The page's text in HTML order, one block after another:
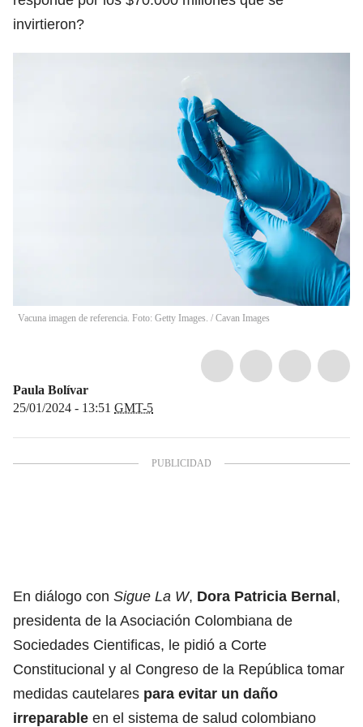
invirtieron?
Vacuna imagen de referencia. Foto: Getty Images. / Cavan Images
Paula Bolívar
25/01/2024 - 13:51 GMT-5
En diálogo con Sigue La W, Dora Patricia Bernal,
presidenta de la Asociación Colombiana de
Sociedades Cientificas, le pidió a Corte
Constitucional y al Congreso de la República tomar
medidas cautelares para evitar un daño
irreparable en el sistema de salud colombiano